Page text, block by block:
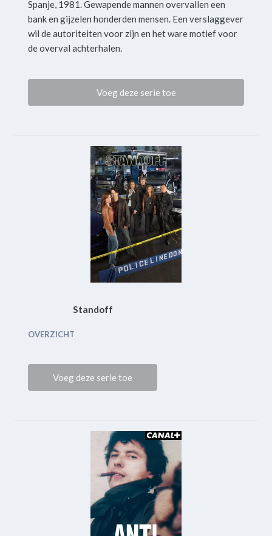
Spanje, 1981. Gewapende mannen overvallen een
bank en gijzelen honderden mensen. Een verslaggever
wil de autoriteiten voor zijn en het ware motief voor
de overval achterhalen.
Voeg deze serie toe
Standoff
OVERZICHT
Voeg deze serie toe